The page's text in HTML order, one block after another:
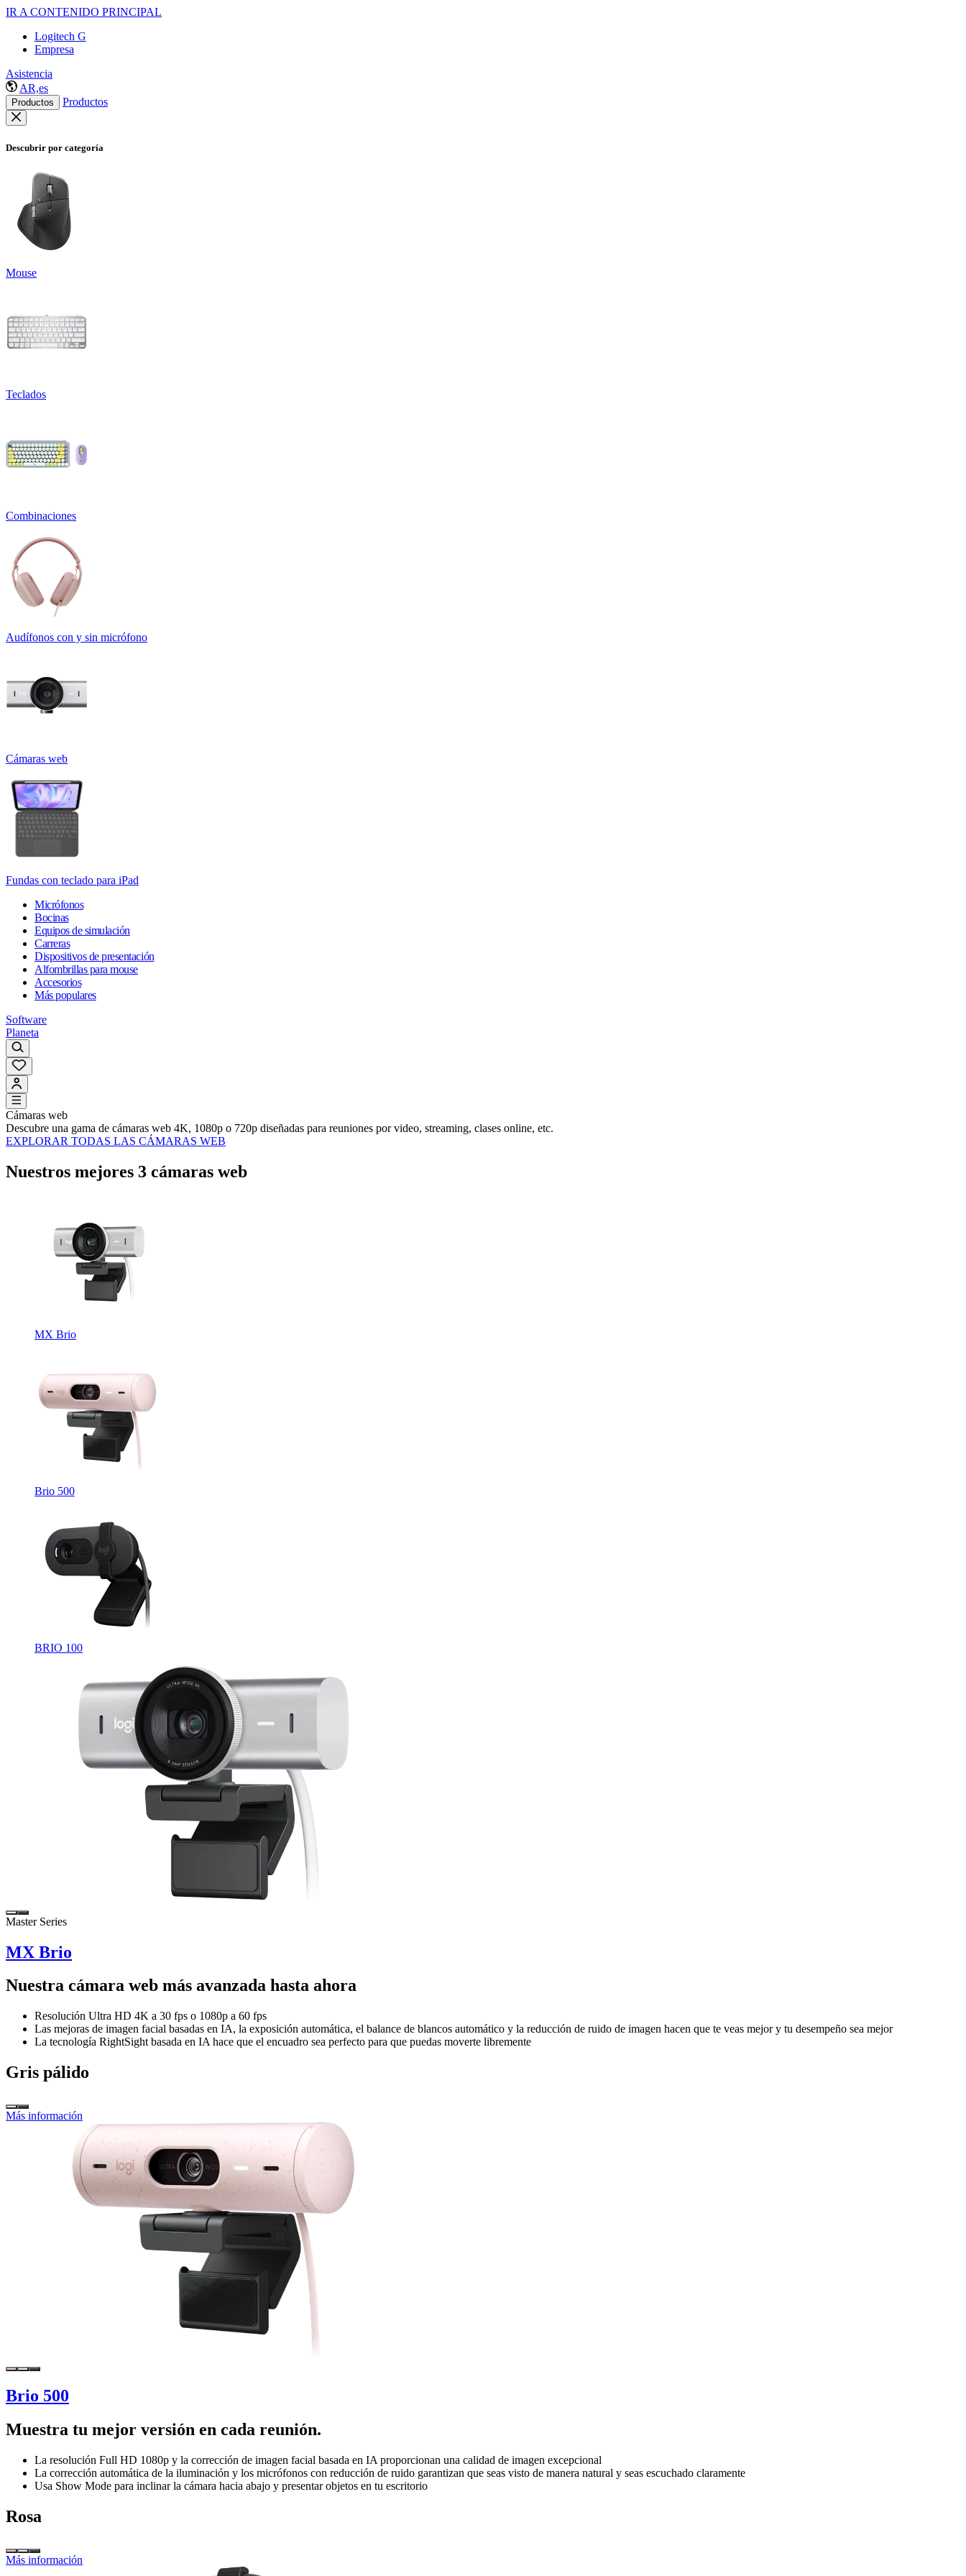
IR A CONTENIDO PRINCIPAL
Logitech G
Empresa
Asistencia
AR,es
Productos Productos
Descubrir por categoría
Mouse
Teclados
Combinaciones
Audífonos con y sin micrófono
Cámaras web
Fundas con teclado para iPad
Micrófonos
Bocinas
Equipos de simulación
Carreras
Dispositivos de presentación
Alfombrillas para mouse
Accesorios
Más populares
Software
Planeta
Cámaras web
Descubre una gama de cámaras web 4K, 1080p o 720p diseñadas para reuniones por video, streaming, clases online, etc.
EXPLORAR TODAS LAS CÁMARAS WEB
Nuestros mejores 3 cámaras web
MX Brio
Brio 500
BRIO 100
Master Series
MX Brio
Nuestra cámara web más avanzada hasta ahora
Resolución Ultra HD 4K a 30 fps o 1080p a 60 fps
Las mejoras de imagen facial basadas en IA, la exposición automática, el balance de blancos automático y la reducción de ruido de imagen hacen que te veas mejor y tu desempeño sea mejor
La tecnología RightSight basada en IA hace que el encuadro sea perfecto para que puedas moverte libremente
Gris pálido
Más información
Brio 500
Muestra tu mejor versión en cada reunión.
La resolución Full HD 1080p y la corrección de imagen facial basada en IA proporcionan una calidad de imagen excepcional
La corrección automática de la iluminación y los micrófonos con reducción de ruido garantizan que seas visto de manera natural y seas escuchado claramente
Usa Show Mode para inclinar la cámara hacia abajo y presentar objetos en tu escritorio
Rosa
Más información